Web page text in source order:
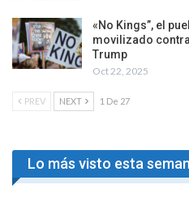
«No Kings”, el
movilizado
Trump
Oct 22, 2025
PREV NEXT 1 De 27
Lo más visto esta